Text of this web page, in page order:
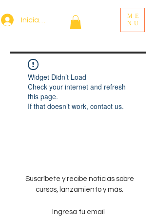
Iniciar sesión
ME
NU
Widget Didn’t Load
Check your internet and refresh
this page.
If that doesn’t work, contact us.
Suscríbete y recibe noticias sobre
cursos, lanzamiento y más.